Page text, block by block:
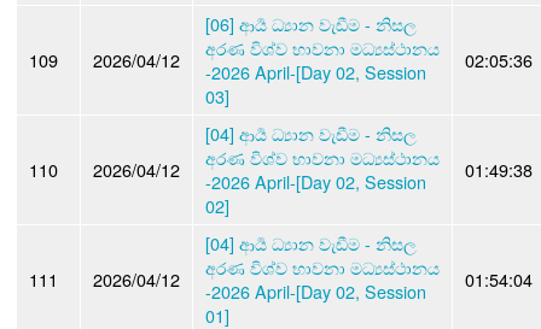
109 2026/04/12
[06] ආර්‍ය ධ්‍යාන වැඩීම - නිසල
අරණ විශ්ව භාවනා මධ්‍යස්ථානය
-2026 April-[Day 02, Session
03]
02:05:36
110 2026/04/12
[04] ආර්‍ය ධ්‍යාන වැඩීම - නිසල
අරණ විශ්ව භාවනා මධ්‍යස්ථානය
-2026 April-[Day 02, Session
02]
01:49:38
111 2026/04/12
[04] ආර්‍ය ධ්‍යාන වැඩීම - නිසල
අරණ විශ්ව භාවනා මධ්‍යස්ථානය
-2026 April-[Day 02, Session
01]
01:54:04